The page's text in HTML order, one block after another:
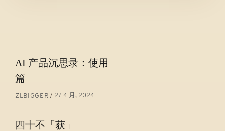
文
章
导
AI 产品沉思录：使用
篇
ZLBIGGER 27 4 月, 2024
四十不「获」